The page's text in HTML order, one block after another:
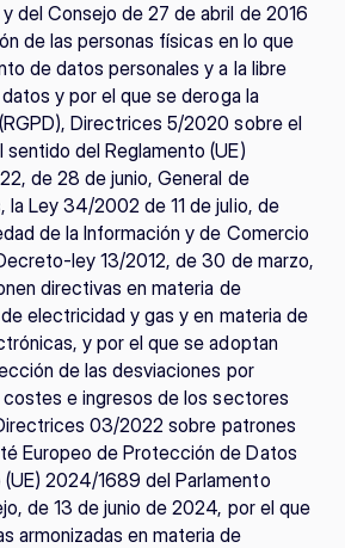
del Consejo de 27 de abril de 2016
de las personas físicas en lo que
de datos personales y a la libre
y por el que se deroga la
Directrices 5/2020 sobre el
del Reglamento (UE)
de 28 de junio, General de
la Ley 34/2002 de 11 de julio, de
de la Información y de Comercio
ley 13/2012, de 30 de marzo,
directivas en materia de
electricidad y gas y en materia de
y por el que se adoptan
de las desviaciones por
e ingresos de los sectores
03/2022 sobre patrones
Europeo de Protección de Datos
(UE) 2024/1689 del Parlamento
de 13 de junio de 2024, por el que
armonizadas en materia de